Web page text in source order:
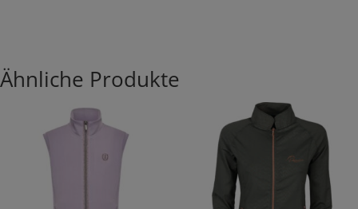
Ähnliche Produkte